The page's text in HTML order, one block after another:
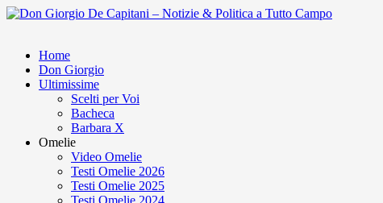
Home
Don Giorgio
Ultimissime
Scelti per Voi
Bacheca
Barbara X
Omelie
Video Omelie
Testi Omelie 2026
Testi Omelie 2025
Testi Omelie 2024